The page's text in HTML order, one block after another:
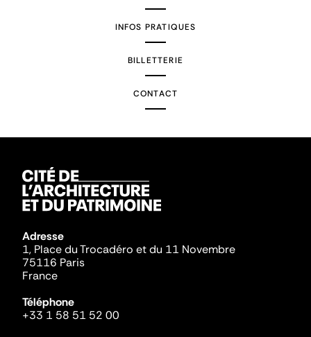
INFOS PRATIQUES
BILLETTERIE
CONTACT
Adresse
1, Place du Trocadéro et du 11 Novembre
75116 Paris
France
Téléphone
+33 1 58 51 52 00